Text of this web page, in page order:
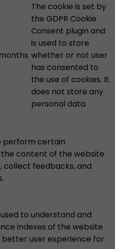
months
The cookie is set by
the GDPR Cookie
Consent plugin and
is used to store
whether or not user
has consented to
the use of cookies. It
does not store any
personal data.
perform certain
content of the website
collect feedbacks, and
to understand and
indexes of the website
better user experience for